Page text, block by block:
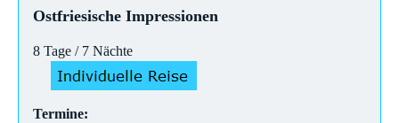
Ostfriesische Impressionen
8 Tage / 7 Nächte
Termine: